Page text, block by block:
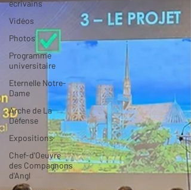
écrivains
Vidéos
Photos
Programme
universitaire
Eternelle Notre-
Dame
Arche de La
Défense
Expositions
Chef-d'Oeuvre
des Compagnons
d'Angl